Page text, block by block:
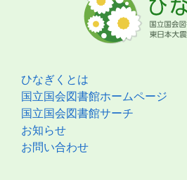
ひなぎくとは
国立国会図書館ホームページ
国立国会図書館サーチ
お知らせ
お問い合わせ